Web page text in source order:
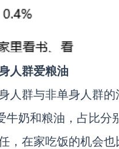
人群爱粮油
人群与非单身人群
牛奶和粮油，占比
，在家吃饭的机会